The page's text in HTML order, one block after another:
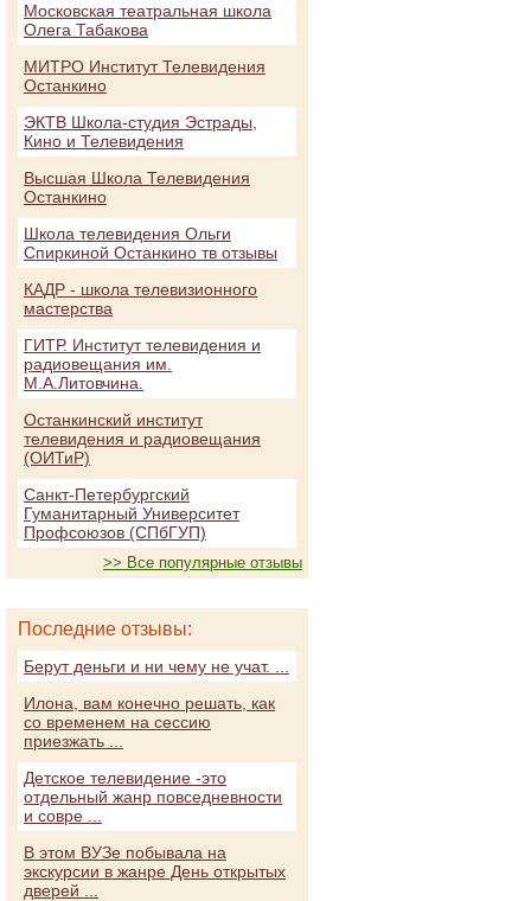
Московская театральная школа
Олега Табакова
МИТРО Институт Телевидения
Останкино
ЭКТВ Школа-студия Эстрады,
Кино и Телевидения
Высшая Школа Телевидения
Останкино
Школа телевидения Ольги
Спиркиной Останкино тв отзывы
КАДР - школа телевизионного
мастерства
ГИТР. Институт телевидения и
радиовещания им.
М.А.Литовчина.
Останкинский институт
телевидения и радиовещания
(ОИТиР)
Санкт-Петербургский
Гуманитарный Университет
Профсоюзов (СПбГУП)
>> Все популярные отзывы
Последние отзывы:
Берут деньги и ни чему не учат. ...
Илона, вам конечно решать, как
со временем на сессию
приезжать ...
Детское телевидение -это
отдельный жанр повседневности
и совре ...
В этом ВУЗе побывала на
экскурсии в жанре День открытых
дверей ...